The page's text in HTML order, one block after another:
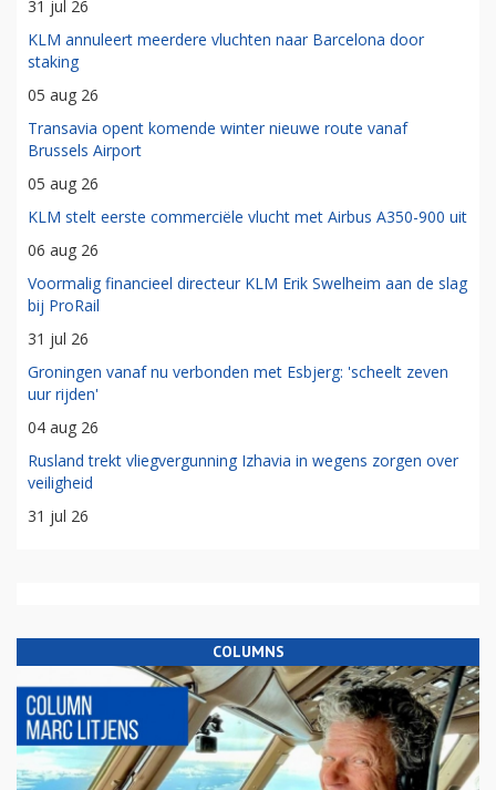
31 jul 26
KLM annuleert meerdere vluchten naar Barcelona door
staking
05 aug 26
Transavia opent komende winter nieuwe route vanaf
Brussels Airport
05 aug 26
KLM stelt eerste commerciële vlucht met Airbus A350-900 uit
06 aug 26
Voormalig financieel directeur KLM Erik Swelheim aan de slag
bij ProRail
31 jul 26
Groningen vanaf nu verbonden met Esbjerg: 'scheelt zeven
uur rijden'
04 aug 26
Rusland trekt vliegvergunning Izhavia in wegens zorgen over
veiligheid
31 jul 26
COLUMNS